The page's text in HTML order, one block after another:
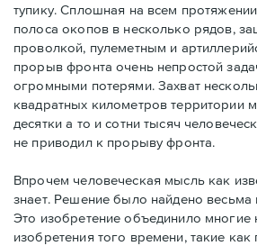
тупику. Сплошная на всем
полоса окопов в несколько рядов,
проволкой, пулеметным и
прорыв фронта очень непростой
огромными потерями. Захват
квадратных километров территории
десятки а то и сотни тысяч
не приводил к прорыву фронта.
Впрочем человеческая мысль как
знает. Решение было найдено весьма
Это изобретение объединило
изобретения того времени, такие как